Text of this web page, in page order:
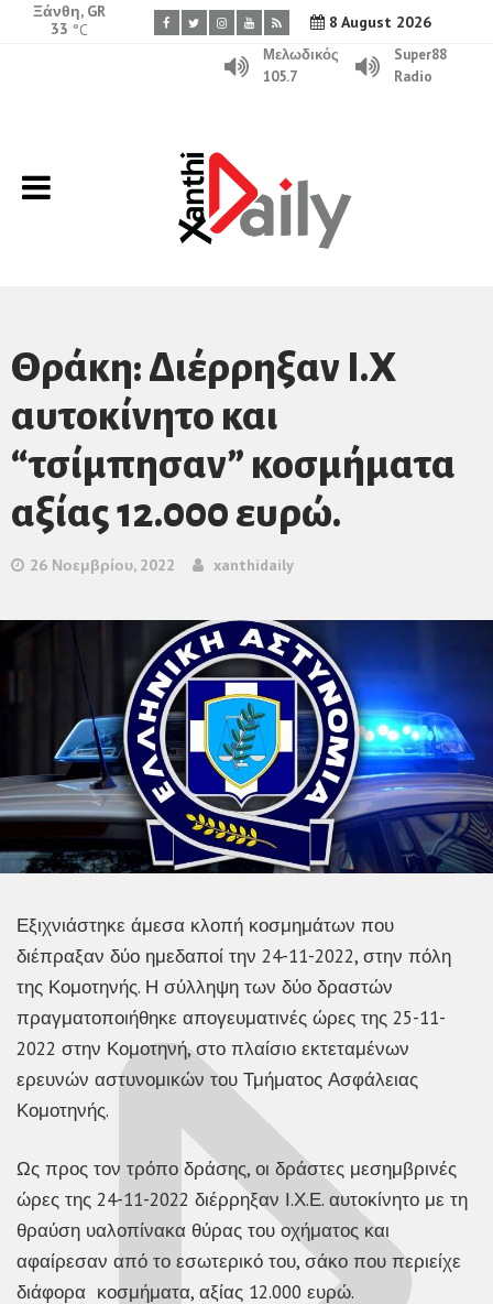
8 August 2026
Ξάνθη, GR
33 °C
Μελωδικός
105.7
Super88
Radio
Θράκη: Διέρρηξαν Ι.Χ
αυτοκίνητο και
“τσίμπησαν” κοσμήματα
αξίας 12.000 ευρώ.
26 Νοεμβρίου, 2022 xanthidaily
Εξιχνιάστηκε άμεσα κλοπή κοσμημάτων που
διέπραξαν δύο ημεδαποί την 24-11-2022, στην πόλη
της Κομοτηνής. Η σύλληψη των δύο δραστών
πραγματοποιήθηκε απογευματινές ώρες της 25-11-
2022 στην Κομοτηνή, στο πλαίσιο εκτεταμένων
ερευνών αστυνομικών του Τμήματος Ασφάλειας
Κομοτηνής.
Ως προς τον τρόπο δράσης, οι δράστες μεσημβρινές
ώρες της 24-11-2022 διέρρηξαν Ι.Χ.Ε. αυτοκίνητο με τη
θραύση υαλοπίνακα θύρας του οχήματος και
αφαίρεσαν από το εσωτερικό του, σάκο που περιείχε
διάφορα κοσμήματα, αξίας 12.000 ευρώ.